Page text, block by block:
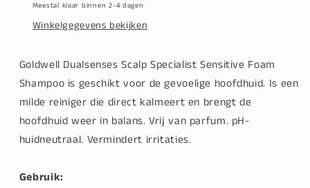
Meestal klaar binnen 2-4 dagen
Winkelgegevens bekijken
Goldwell Dualsenses Scalp Specialist Sensitive Foam
Shampoo is geschikt voor de gevoelige hoofdhuid. Is een
milde reiniger die direct kalmeert en brengt de
hoofdhuid weer in balans. Vrij van parfum. pH-
huidneutraal. Vermindert irritaties.
Gebruik: